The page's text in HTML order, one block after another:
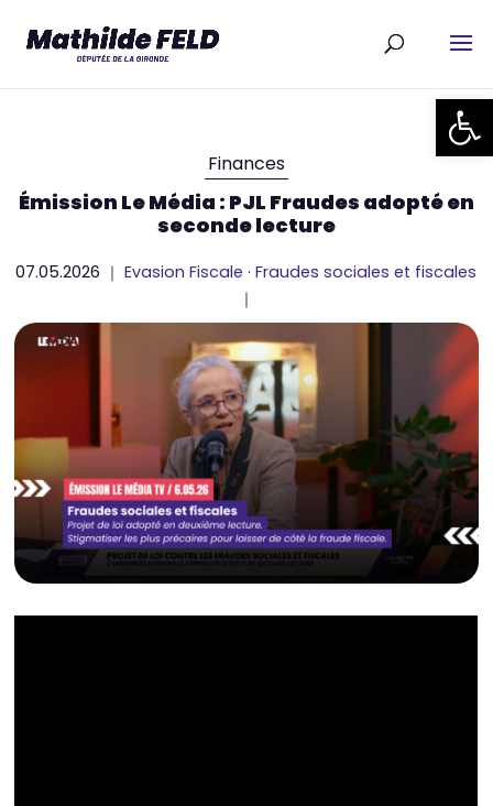
Ouvrir
Finances
Émission Le Média : PJL Fraudes adopté en
seconde lecture
07.05.2026 ｜Evasion Fiscale ·Fraudes sociales et fiscales
｜